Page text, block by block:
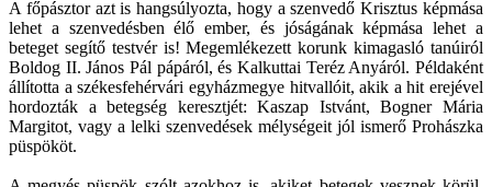
A főpásztor azt is hangsúlyozta, hogy a szenvedő Krisztus képmása
lehet a szenvedésben élő ember, és jóságának képmása lehet a
beteget segítő testvér is! Megemlékezett korunk kimagasló tanúiról
Boldog II. János Pál pápáról, és Kalkuttai Teréz Anyáról. Példaként
állította a székesfehérvári egyházmegye hitvallóit, akik a hit erejével
hordozták a betegség keresztjét: Kaszap Istvánt, Bogner Mária
Margitot, vagy a lelki szenvedések mélységeit jól ismerő Prohászka
püspököt.